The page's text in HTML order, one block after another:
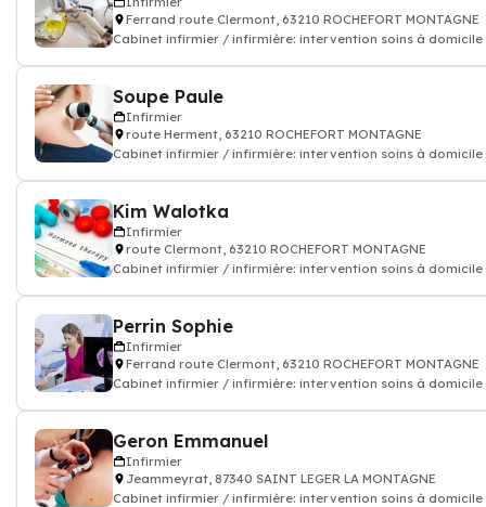
Ferrand route Clermont, 63210 ROCHEFORT MONTAGNE
Cabinet infirmier / infirmière: intervention soins à domicile
Soupe Paule
Infirmier
route Herment, 63210 ROCHEFORT MONTAGNE
Cabinet infirmier / infirmière: intervention soins à domicile
Kim Walotka
Infirmier
route Clermont, 63210 ROCHEFORT MONTAGNE
Cabinet infirmier / infirmière: intervention soins à domicile
Perrin Sophie
Infirmier
Ferrand route Clermont, 63210 ROCHEFORT MONTAGNE
Cabinet infirmier / infirmière: intervention soins à domicile
Geron Emmanuel
Infirmier
Jeammeyrat, 87340 SAINT LEGER LA MONTAGNE
Cabinet infirmier / infirmière: intervention soins à domicile